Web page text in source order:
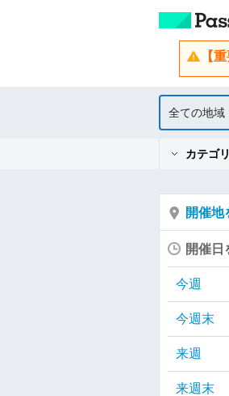
【
全ての地域
カテゴ
開催地
開催日
今週
今週末
来週
来週末